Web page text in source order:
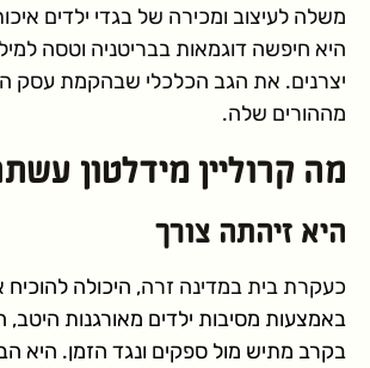
משלה לעיצוב ומכירה של בגדי ילדים
היא חיפשה דוגמאות בבריטניה וטסה
יצרנים. את הגב הכלכלי שבהקמת עסק
מההורים שלה.
מה קרוליין מידלטון
היא זיהתה צורך
כעקרת בית במדינה זרה, היכולה
באמצעות מסיבות ילדים מאורגנות היטב,
בקרב מתיש מול ספקים ונגד הזמן. היא